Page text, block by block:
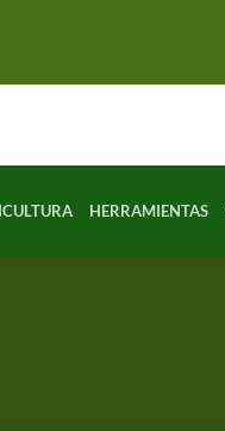
HERRAMIENTAS